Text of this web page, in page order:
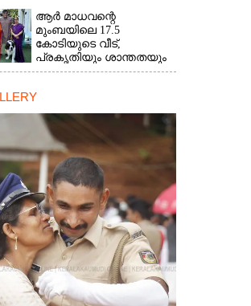
ആർ മാധവന്റെ
മുംബയിലെ 17.5
കോടിയുടെ വീട്,​
പ്രകൃതിയും ശാന്തതയും
നിറയുന്നയിടം